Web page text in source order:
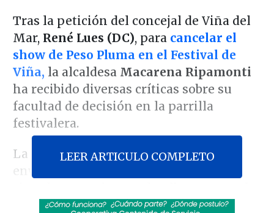
Tras la petición del concejal de Viña del
Mar, René Lues (DC), para cancelar el
show de Peso Pluma en el Festival de
Viña, la alcaldesa Macarena Ripamonti
ha recibido diversas críticas sobre su
facultad de decisión en la parrilla
festivalera.
La polémica comenzó luego que Lues
enviara una misiva a la jefa comunal,
en la que se refiere al artista mexicano
LEER ARTICULO COMPLETO